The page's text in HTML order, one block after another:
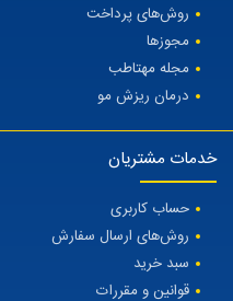
روش‌های پرداخت
مجوزها
مجله مهتاطب
درمان ریزش مو
خدمات مشتریان
حساب کاربری
روش‌های ارسال سفارش
سبد خرید
قوانین و مقررات